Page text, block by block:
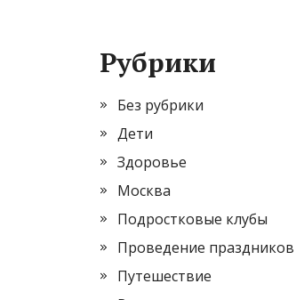
Рубрики
Без рубрики
Дети
Здоровье
Москва
Подростковые клубы
Проведение праздников
Путешествие